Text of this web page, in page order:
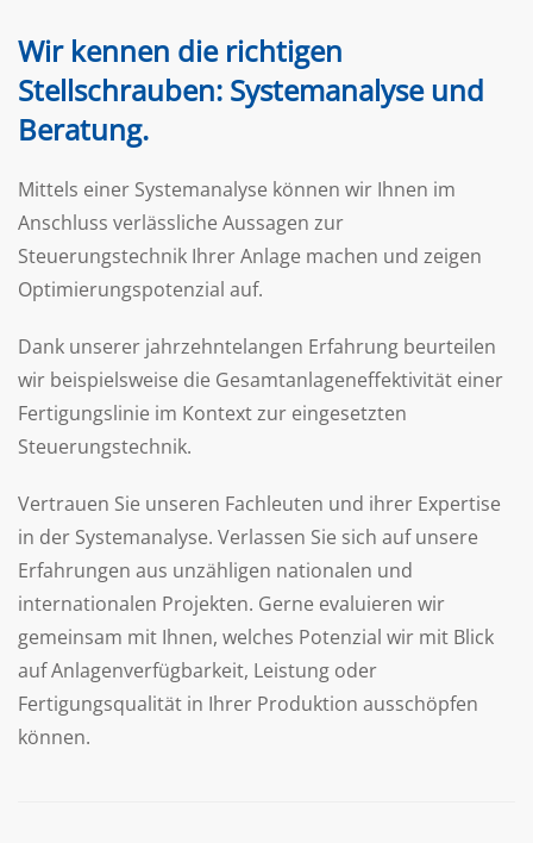
Wir kennen die richtigen
Stellschrauben: Systemanalyse und
Beratung.
Mittels einer Systemanalyse können wir Ihnen im
Anschluss verlässliche Aussagen zur
Steuerungstechnik Ihrer Anlage machen und zeigen
Optimierungspotenzial auf.
Dank unserer jahrzehntelangen Erfahrung beurteilen
wir beispielsweise die Gesamtanlageneffektivität einer
Fertigungslinie im Kontext zur eingesetzten
Steuerungstechnik.
Vertrauen Sie unseren Fachleuten und ihrer Expertise
in der Systemanalyse. Verlassen Sie sich auf unsere
Erfahrungen aus unzähligen nationalen und
internationalen Projekten. Gerne evaluieren wir
gemeinsam mit Ihnen, welches Potenzial wir mit Blick
auf Anlagenverfügbarkeit, Leistung oder
Fertigungsqualität in Ihrer Produktion ausschöpfen
können.